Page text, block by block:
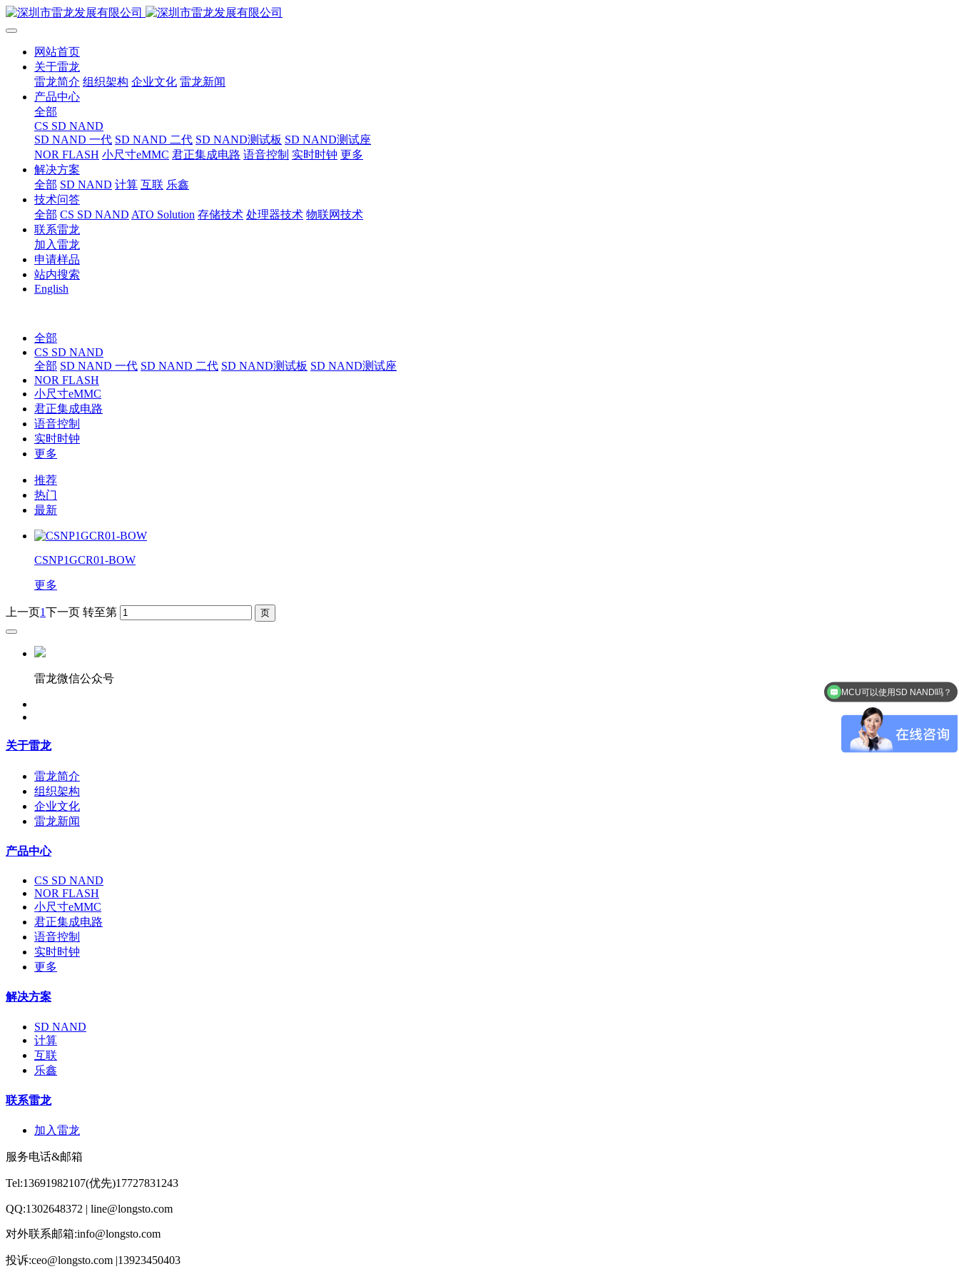
网站首页
关于雷龙
雷龙简介 组织架构 企业文化 雷龙新闻
产品中心
全部
CS SD NAND
SD NAND 一代 SD NAND 二代 SD NAND测试板 SD NAND测试座
NOR FLASH 小尺寸eMMC 君正集成电路 语音控制 实时时钟 更多
解决方案
全部 SD NAND 计算 互联 乐鑫
技术问答
全部 CS SD NAND ATO Solution 存储技术 处理器技术 物联网技术
联系雷龙
加入雷龙
申请样品
站内搜索
English
全部
CS SD NAND
全部 SD NAND 一代 SD NAND 二代 SD NAND测试板 SD NAND测试座
NOR FLASH
小尺寸eMMC
君正集成电路
语音控制
实时时钟
更多
推荐
热门
最新
CSNP1GCR01-BOW
更多
上一页1下一页 转至第
雷龙微信公众号
关于雷龙
雷龙简介
组织架构
企业文化
雷龙新闻
产品中心
CS SD NAND
NOR FLASH
小尺寸eMMC
君正集成电路
语音控制
实时时钟
更多
解决方案
SD NAND
计算
互联
乐鑫
联系雷龙
加入雷龙
服务电话&邮箱
Tel:13691982107(优先)17727831243
QQ:1302648372 | line@longsto.com
对外联系邮箱:info@longsto.com
投诉:ceo@longsto.com |13923450403
MCU可以使用SD NAND吗？